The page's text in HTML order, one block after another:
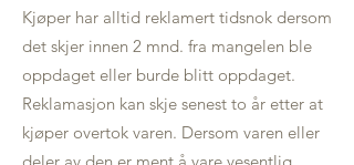
Kjøper har alltid reklamert tidsnok dersom
det skjer innen 2 mnd. fra mangelen ble
oppdaget eller burde blitt oppdaget.
Reklamasjon kan skje senest to år etter at
kjøper overtok varen. Dersom varen eller